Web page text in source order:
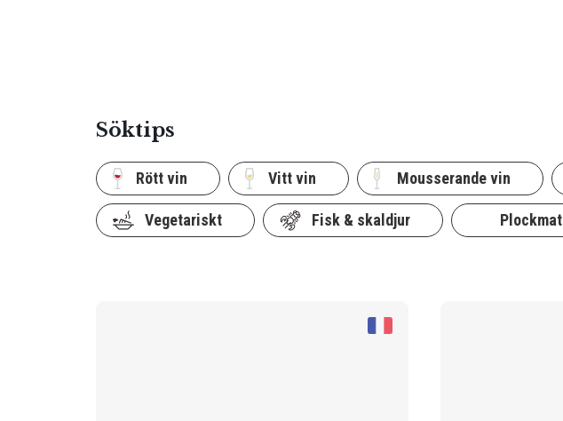
Söktips
Rött vin Vitt vin Mousserande vin
Vegetariskt Fisk & skaldjur Plockmat